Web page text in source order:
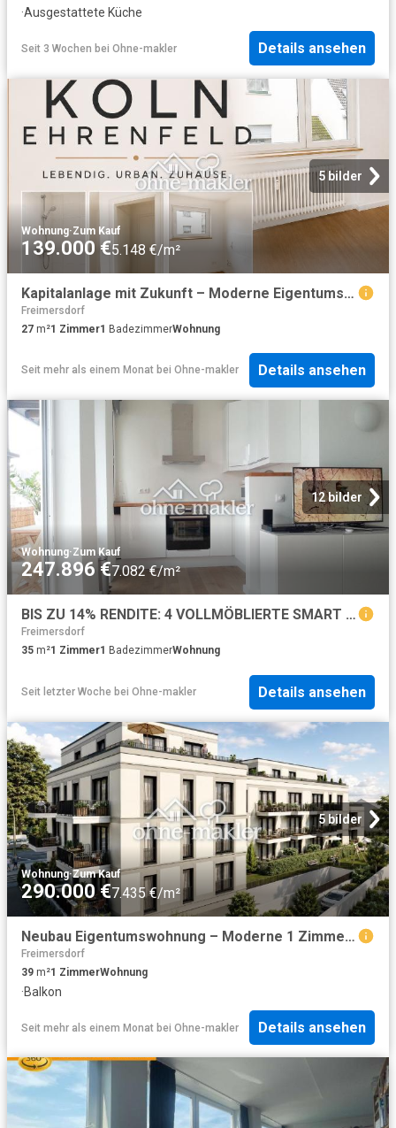
·Ausgestattete Küche
Seit 3 Wochen bei Ohne-makler Details ansehen
5 bilder
Wohnung·Zum Kauf
139.000 €5.148 €/m²
Kapitalanlage mit Zukunft – Moderne Eigentumswohnung in gefragter Lage von Köln Ehrenfeld
Freimersdorf
27 m²1 Zimmer1 BadezimmerWohnung
Seit mehr als einem Monat bei Ohne-makler Details ansehen
12 bilder
Wohnung·Zum Kauf
247.896 €7.082 €/m²
BIS ZU 14% RENDITE: 4 VOLLMÖBLIERTE SMART HOMES IN CITY BESTLAGE
Freimersdorf
35 m²1 Zimmer1 BadezimmerWohnung
Seit letzter Woche bei Ohne-makler Details ansehen
5 bilder
Wohnung·Zum Kauf
290.000 €7.435 €/m²
Neubau Eigentumswohnung – Moderne 1 Zimmer Wohnung in attraktiver Lage
Freimersdorf
39 m²1 ZimmerWohnung
·Balkon
Seit mehr als einem Monat bei Ohne-makler Details ansehen